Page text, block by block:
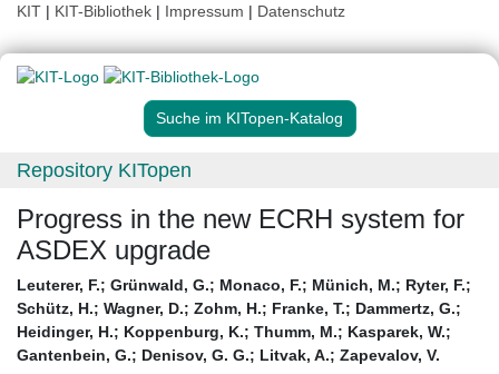
KIT | KIT-Bibliothek | Impressum | Datenschutz
Suche im KITopen-Katalog
Repository KITopen
Progress in the new ECRH system for
ASDEX upgrade
Leuterer, F.; Grünwald, G.; Monaco, F.; Münich, M.; Ryter, F.;
Schütz, H.; Wagner, D.; Zohm, H.; Franke, T.; Dammertz, G.;
Heidinger, H.; Koppenburg, K.; Thumm, M.; Kasparek, W.;
Gantenbein, G.; Denisov, G. G.; Litvak, A.; Zapevalov, V.